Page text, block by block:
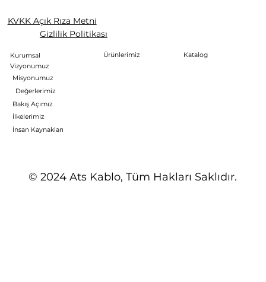
KVKK Açık Rıza Metni
Gizlilik Politikası
Kurumsal
Vizyonumuz
Ürünlerimiz Katalog
Misyonumuz
Değerlerimiz
İlkelerimiz
İnsan Kaynakları
Bakış Açımız
© 2024 Ats Kablo, Tüm Hakları Saklıdır.